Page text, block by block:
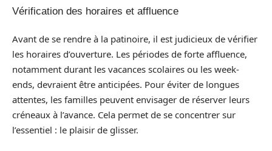
Vérification des horaires et affluence
Avant de se rendre à la patinoire, il est judicieux de vérifier
les horaires d’ouverture. Les périodes de forte affluence,
notamment durant les vacances scolaires ou les week-
ends, devraient être anticipées. Pour éviter de longues
attentes, les familles peuvent envisager de réserver leurs
créneaux à l’avance. Cela permet de se concentrer sur
l’essentiel : le plaisir de glisser.